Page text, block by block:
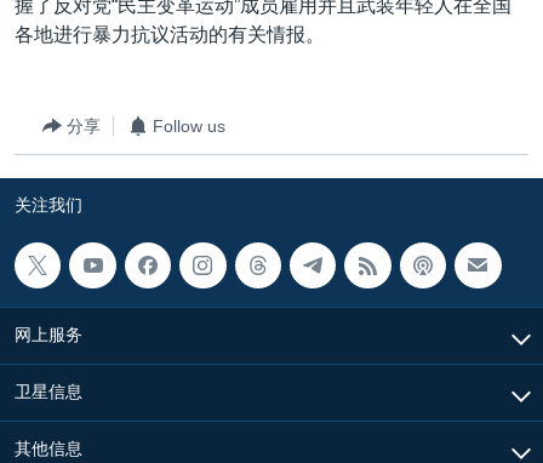
索
美洲
劳工
美中关系
南中国海争端
关注新疆
中文广播
其他语言网站
握了反对党“民主变革运动”成员雇用并且武装年轻人在全国
各地进行暴力抗议活动的有关情报。
分享 Follow us
关注我们
网上服务
卫星信息
其他信息